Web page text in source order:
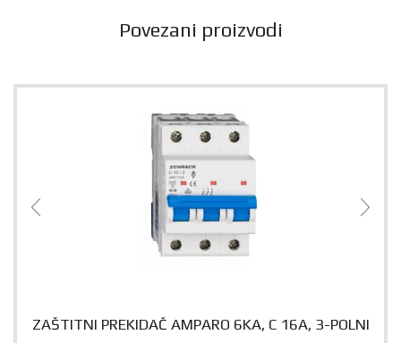
Povezani proizvodi
ZAŠTITNI PREKIDAČ AMPARO 6KA, C 16A, 3-POLNI